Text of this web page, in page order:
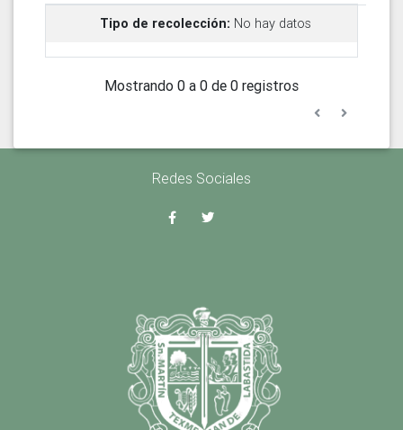
No hay datos
Mostrando 0 a 0 de 0 registros
Redes Sociales